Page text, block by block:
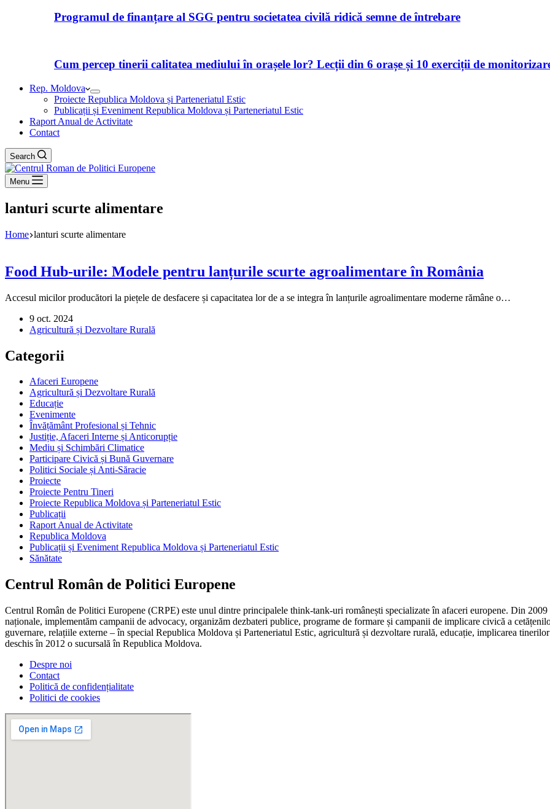
Programul de finanțare al SGG pentru societatea civilă ridică semne de întrebare
Cum percep tinerii calitatea mediului în orașele lor? Lecții din 6 orașe și 10 exerciții de
Rep. Moldova
Proiecte Republica Moldova și Parteneriatul Estic
Publicații și Eveniment Republica Moldova și Parteneriatul Estic
Raport Anual de Activitate
Contact
Search
Menu
lanturi scurte alimentare
Home lanturi scurte alimentare
Food Hub-urile: Modele pentru lanțurile scurte agroalimentare în România
Accesul micilor producători la piețele de desfacere și capacitatea lor de a se integra în lanțurile agroalimentare moderne rămâne o…
9 oct. 2024
Agricultură și Dezvoltare Rurală
Categorii
Afaceri Europene
Agricultură și Dezvoltare Rurală
Educație
Evenimente
Învățământ Profesional și Tehnic
Justiție, Afaceri Interne și Anticorupție
Mediu și Schimbări Climatice
Participare Civică și Bună Guvernare
Politici Sociale și Anti-Săracie
Proiecte
Proiecte Pentru Tineri
Proiecte Republica Moldova și Parteneriatul Estic
Publicații
Raport Anual de Activitate
Republica Moldova
Publicații și Eveniment Republica Moldova și Parteneriatul Estic
Sănătate
Centrul Român de Politici Europene
Centrul Român de Politici Europene (CRPE) este unul dintre principalele think-tank-uri românești specializate în afaceri europene. Din
naționale, implementăm campanii de advocacy, organizăm dezbateri publice, programe de formare și campanii de implicare civică a
guvernare, relațiile externe – în special Republica Moldova și Parteneriatul Estic, agricultură și dezvoltare rurală, educație, implicarea
deschis în 2012 o sucursală în Republica Moldova.
Despre noi
Contact
Politică de confidențialitate
Politici de cookies